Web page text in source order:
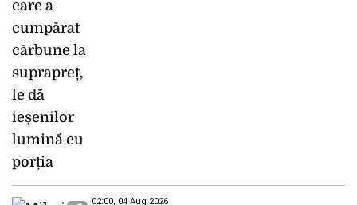
02:00, 04 Aug 2026